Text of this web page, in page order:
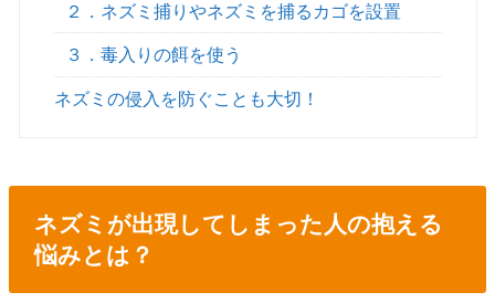
２．ネズミ捕りやネズミを捕るカゴを設置
３．毒入りの餌を使う
ネズミの侵入を防ぐことも大切！
ネズミが出現してしまった人の抱える
悩みとは？